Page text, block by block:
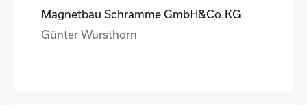
Magnetbau Schramme GmbH&Co.KG
Günter Wursthorn